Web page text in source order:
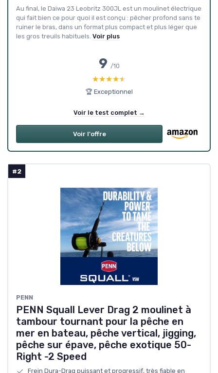
Au final, le Daiwa 23 Leobritz 300JL est un moulinet électrique
qui fait bien ce pour quoi il est conçu : pêcher profond sans te
ruiner le bras, dans un format plus compact et plus léger que
les gros treuils habituels. Voir plus
9 /10
★★★★★
★★★★★
🏆 Exceptionnel
Voir le test complet →
Voir l'offre
#2
PENN
PENN Squall Lever Drag 2 moulinet à
tambour tournant pour la pêche en
mer en bateau, pêche vertical, jigging,
pêche sur épave, pêche exotique 50-
Right -2 Speed
Frein Dura-Drag puissant et progressif, très fiable en